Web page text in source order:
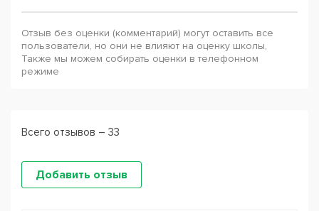
Отзыв без оценки (комментарий) могут оставить все
пользователи, но они не влияют на оценку школы,
Также мы можем собирать оценки в телефонном
режиме
Всего отзывов – 33
Добавить отзыв